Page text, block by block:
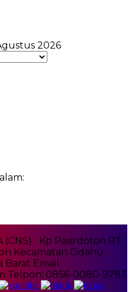
2026
(CNS) Kp Pasirdoton RT
Kecamatan Cidahu
Barat Email:
Telpon: 0856-0080-9783